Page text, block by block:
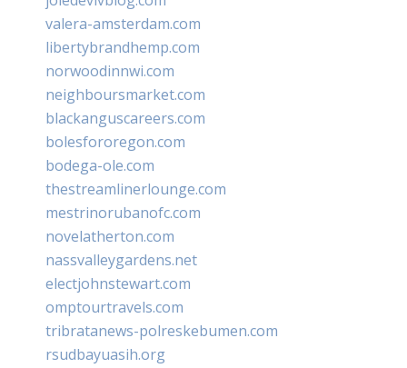
valera-amsterdam.com
libertybrandhemp.com
norwoodinnwi.com
neighboursmarket.com
blackanguscareers.com
bolesfororegon.com
bodega-ole.com
thestreamlinerlounge.com
mestrinorubanofc.com
novelatherton.com
nassvalleygardens.net
electjohnstewart.com
omptourtravels.com
tribratanews-polreskebumen.com
rsudbayuasih.org